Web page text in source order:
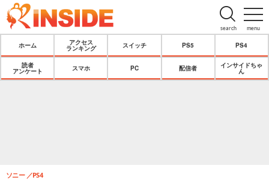
menu
search
ホーム
アクセス
ランキング
スイッチ PS5 PS4
読者
アンケート
スマホ PC 配信者
インサイドちゃ
ん
ソニー PS4